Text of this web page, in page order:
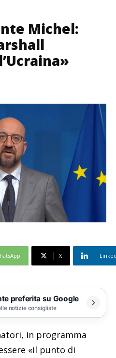
Michel:
X
preferita su Google
notizie consigliate
in programma
«il punto di